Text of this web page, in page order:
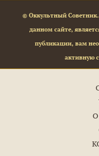
© Оккультный
данном сайте,
публикации, вам
активную